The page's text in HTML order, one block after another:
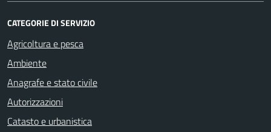
CATEGORIE DI SERVIZIO
Agricoltura e pesca
Ambiente
Anagrafe e stato civile
Autorizzazioni
Catasto e urbanistica